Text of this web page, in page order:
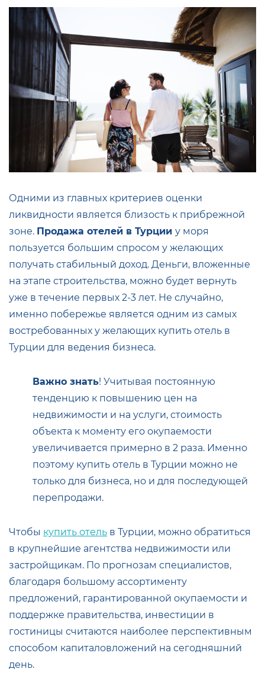
Одними из главных критериев оценки
ликвидности является близость к прибрежной
зоне. Продажа отелей в Турции у моря
пользуется большим спросом у желающих
получать стабильный доход. Деньги, вложенные
на этапе строительства, можно будет вернуть
уже в течение первых 2-3 лет. Не случайно,
именно побережье является одним из самых
востребованных у желающих купить отель в
Турции для ведения бизнеса.
Важно знать! Учитывая постоянную
тенденцию к повышению цен на
недвижимости и на услуги, стоимость
объекта к моменту его окупаемости
увеличивается примерно в 2 раза. Именно
поэтому купить отель в Турции можно не
только для бизнеса, но и для последующей
перепродажи.
Чтобы купить отель в Турции, можно обратиться
в крупнейшие агентства недвижимости или
застройщикам. По прогнозам специалистов,
благодаря большому ассортименту
предложений, гарантированной окупаемости и
поддержке правительства, инвестиции в
гостиницы считаются наиболее перспективным
способом капиталовложений на сегодняшний
день.